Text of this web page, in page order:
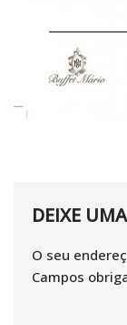
DEIXE
O seu
Campos